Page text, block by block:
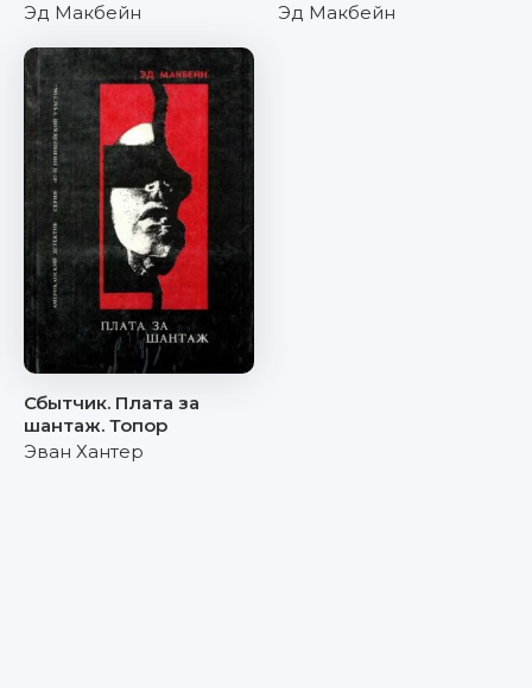
Эд Макбейн
Эд Макбейн
Сбытчик. Плата за
шантаж. Топор
Эван Хантер